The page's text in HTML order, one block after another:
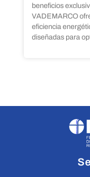
beneficios
VADEMARCO
eficiencia
diseñadas para